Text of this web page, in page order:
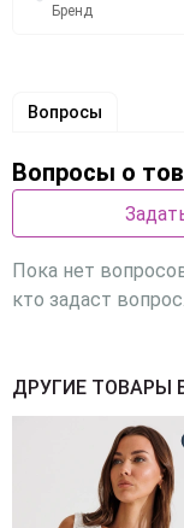
Бренд
Вопросы
Вопросы о
Пока нет
кто задаст вопрос.
ДРУГИЕ ТОВАРЫ